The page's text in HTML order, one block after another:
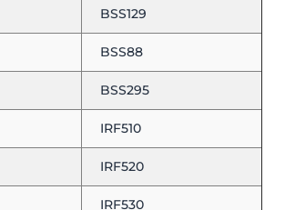
BSS129
BSS88
BSS295
IRF510
IRF520
IRF530